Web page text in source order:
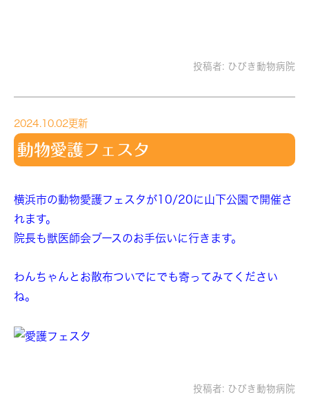
投稿者: ひびき動物病院
2024.10.02更新
動物愛護フェスタ
横浜市の動物愛護フェスタが10/20に山下公園で開催さ
れます。
院長も獣医師会ブースのお手伝いに行きます。
わんちゃんとお散布ついでにでも寄ってみてください
ね。
投稿者: ひびき動物病院